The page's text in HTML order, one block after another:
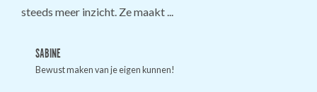
steeds meer inzicht. Ze maakt ...
SABINE
Bewust maken van je eigen kunnen!